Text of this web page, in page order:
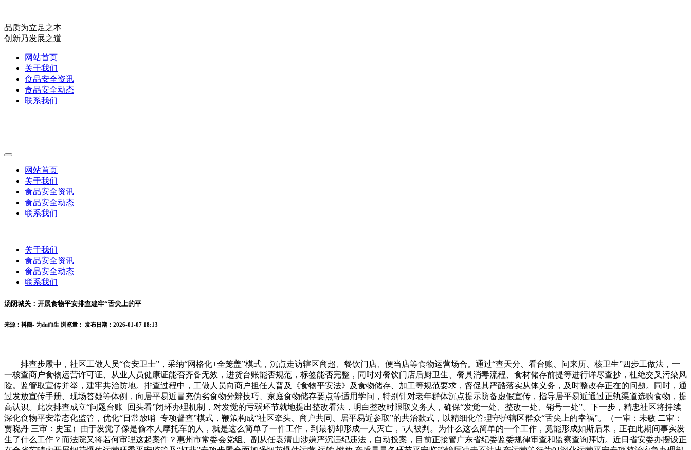
品质为立足之本
创新乃发展之道
网站首页
关于我们
食品安全资讯
食品安全动态
联系我们
网站首页
关于我们
食品安全资讯
食品安全动态
联系我们
关于我们
食品安全资讯
食品安全动态
联系我们
汤阴城关：开展食物平安排查建牢“舌尖上的平
来源：抖圈- 为du而生 浏览量： 发布日期：2026-01-07 18:13
排查步履中，社区工做人员“食安卫士”，采纳“网格化+全笼盖”模式，沉点走访辖区商超、餐饮门店、便当店等食物运营场合。通过“查天分、看台账、问来历、核卫生”四步工做法，一
一核查商户食物运营许可证、从业人员健康证能否齐备无效，进货台账能否规范，标签能否完整，同时对餐饮门店后厨卫生、餐具消毒流程、食材储存前提等进行详尽查抄，杜绝交叉污染风
险。监管取宣传并举，建牢共治防地。排查过程中，工做人员向商户担任人普及《食物平安法》及食物储存、加工等规范要求，督促其严酷落实从体义务，及时整改存正在的问题。同时，通
过发放宣传手册、现场答疑等体例，向居平易近冒充伪劣食物分辨技巧、家庭食物储存要点等适用学问，特别针对老年群体沉点提示防备虚假宣传，指导居平易近通过正轨渠道选购食物，提
高认识。此次排查成立“问题台账+回头看”闭环办理机制，对发觉的亏弱环节就地提出整改看法，明白整改时限取义务人，确保“发觉一处、整改一处、销号一处”。下一步，精忠社区将持续
深化食物平安常态化监管，优化“日常放哨+专项督查”模式，鞭策构成“社区牵头、商户共同、居平易近参取”的共治款式，以精细化管理守护辖区群众“舌尖上的幸福”。（一审：未敏 二审：
贾晓丹 三审：史宝）由于发觉了像是偷本人摩托车的人，就是这么简单了一件工作，到最初却形成一人灭亡，5人被判。为什么这么简单的一个工作，竟能形成如斯后果，正在此期间事实发
生了什么工作？而法院又将若何审理这起案件？惠州市常委会党组、副从任袁清山涉嫌严沉违纪违法，自动投案，目前正接管广东省纪委监委规律审查和监察查询拜访。近日省安委办摆设正